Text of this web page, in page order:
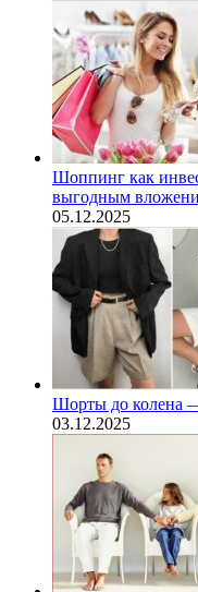
Шоппинг как
выгодным
05.12.2025
Шорты до колена —
03.12.2025